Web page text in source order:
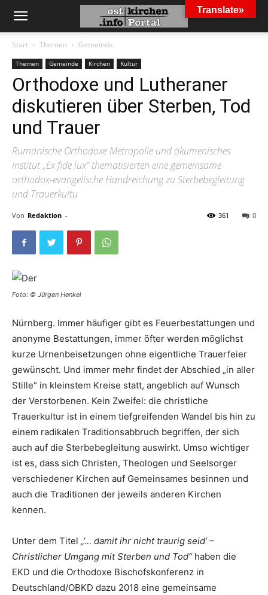
Start Themen Gemeinde
Themen Gemeinde Kirchen Kultur
Orthodoxe und Lutheraner
diskutieren über Sterben, Tod
und Trauer
Rumänische Orthodoxe Metropolie und ökumenisches
Institut „Ex fide lux“ thematisierten eine gemeinsame
orthodox-evangelische Handreichung zu Sterbebegleitung
und Trauerkultu
Von Redaktion - 0
361
Foto: © Jürgen Henkel
Nürnberg. Immer häufiger gibt es Feuerbestattungen und
anonyme Bestattungen, immer öfter werden möglichst
kurze Urnenbeisetzungen ohne eigentliche Trauerfeier
gewünscht. Und immer mehr findet der Abschied „in aller
Stille“ in kleinstem Kreise statt, angeblich auf Wunsch
der Verstorbenen. Kein Zweifel: die christliche
Trauerkultur ist in einem tiefgreifenden Wandel bis hin zu
einem radikalen Traditionsabbruch begriffen, der sich
auch auf die Sterbebegleitung auswirkt. Umso wichtiger
ist es, dass sich Christen, Theologen und Seelsorger
verschiedener Kirchen auf Gemeinsames besinnen und
auch die Traditionen der jeweils anderen Kirchen
kennen.
Unter dem Titel „‘… damit ihr nicht traurig seid‘ –
Christlicher Umgang mit Sterben und Tod“haben die
EKD und die Orthodoxe Bischofskonferenz in
Deutschland/OBKD dazu 2018 eine gemeinsame
Translate»